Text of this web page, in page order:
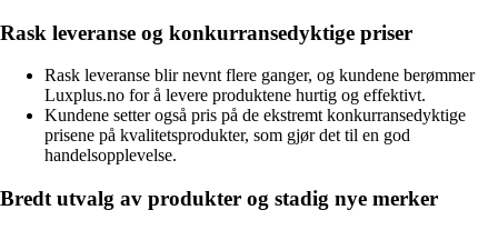
Rask leveranse og konkurransedyktige priser
Rask leveranse blir nevnt flere ganger, og kundene berømmer
Luxplus.no for å levere produktene hurtig og effektivt.
Kundene setter også pris på de ekstremt konkurransedyktige
prisene på kvalitetsprodukter, som gjør det til en god
handelsopplevelse.
Bredt utvalg av produkter og stadig nye merker